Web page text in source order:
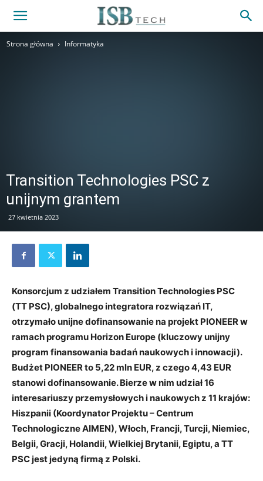
Strona główna Informatyka
Transition Technologies PSC z
unijnym grantem
27 kwietnia 2023
Konsorcjum z udziałem Transition Technologies PSC
(TT PSC), globalnego integratora rozwiązań IT,
otrzymało unijne dofinansowanie na projekt PIONEER w
ramach programu Horizon Europe (kluczowy unijny
program finansowania badań naukowych i innowacji).
Budżet PIONEER to 5,22 mln EUR, z czego 4,43 EUR
stanowi dofinansowanie. Bierze w nim udział 16
interesariuszy przemysłowych i naukowych z 11 krajów:
Hiszpanii (Koordynator Projektu – Centrum
Technologiczne AIMEN), Włoch, Francji, Turcji, Niemiec,
Belgii, Gracji, Holandii, Wielkiej Brytanii, Egiptu, a TT
PSC jest jedyną firmą z Polski.